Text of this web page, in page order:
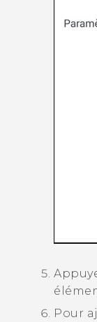
Pour